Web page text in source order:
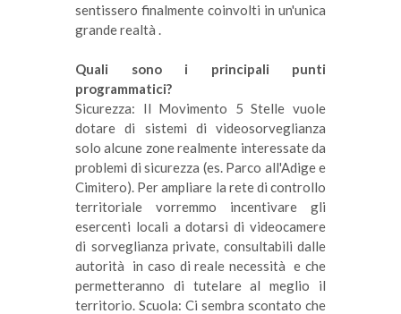
sentissero finalmente coinvolti in un'unica
grande realtà .
Quali sono i principali punti
programmatici?
Sicurezza: Il Movimento 5 Stelle vuole
dotare di sistemi di videosorveglianza
solo alcune zone realmente interessate da
problemi di sicurezza (es. Parco all'Adige e
Cimitero). Per ampliare la rete di controllo
territoriale vorremmo incentivare gli
esercenti locali a dotarsi di videocamere
di sorveglianza private, consultabili dalle
autorità in caso di reale necessità e che
permetteranno di tutelare al meglio il
territorio. Scuola: Ci sembra scontato che